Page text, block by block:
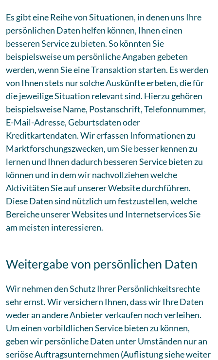
Es gibt eine Reihe von Situationen, in denen uns Ihre
persönlichen Daten helfen können, Ihnen einen
besseren Service zu bieten. So könnten Sie
beispielsweise um persönliche Angaben gebeten
werden, wenn Sie eine Transaktion starten. Es werden
von Ihnen stets nur solche Auskünfte erbeten, die für
die jeweilige Situation relevant sind. Hierzu gehören
beispielsweise Name, Postanschrift, Telefonnummer,
E-Mail-Adresse, Geburtsdaten oder
Kreditkartendaten. Wir erfassen Informationen zu
Marktforschungszwecken, um Sie besser kennen zu
lernen und Ihnen dadurch besseren Service bieten zu
können und in dem wir nachvollziehen welche
Aktivitäten Sie auf unserer Website durchführen.
Diese Daten sind nützlich um festzustellen, welche
Bereiche unserer Websites und Internetservices Sie
am meisten interessieren.
Weitergabe von persönlichen Daten
Wir nehmen den Schutz Ihrer Persönlichkeitsrechte
sehr ernst. Wir versichern Ihnen, dass wir Ihre Daten
weder an andere Anbieter verkaufen noch verleihen.
Um einen vorbildlichen Service bieten zu können,
geben wir persönliche Daten unter Umständen nur an
seriöse Auftragsunternehmen (Auflistung siehe weiter